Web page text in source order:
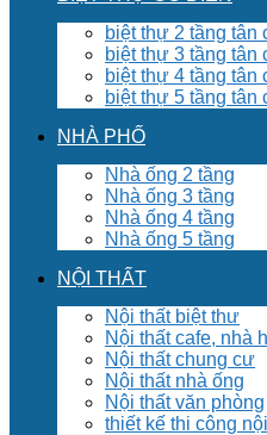
biệt thự 2 tầng tân
biệt thự 3 tầng tân
biệt thự 4 tầng tân
biệt thự 5 tầng tân
NHÀ PHỐ
Nhà ống 2 tầng
Nhà ống 3 tầng
Nhà ống 4 tầng
Nhà ống 5 tầng
NỘI THẤT
Nội thất biệt thư
Nội thất cafe, nhà
Nội thất chung cư
Nội thất nhà ống
Nội thất văn phòng
thiết kế thi công